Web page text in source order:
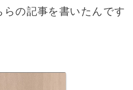
の記事を書いたんです